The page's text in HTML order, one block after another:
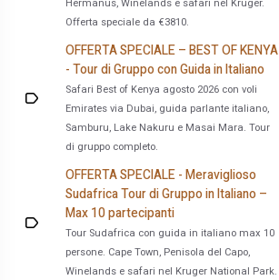
Offerta speciale da €3810.
OFFERTA SPECIALE – BEST OF KENYA
- Tour di Gruppo con Guida in Italiano
Safari Best of Kenya agosto 2026 con voli
Emirates via Dubai, guida parlante italiano,
Samburu, Lake Nakuru e Masai Mara. Tour
di gruppo completo.
OFFERTA SPECIALE - Meraviglioso
Sudafrica Tour di Gruppo in Italiano –
Max 10 partecipanti
Tour Sudafrica con guida in italiano max 10
persone. Cape Town, Penisola del Capo,
Winelands e safari nel Kruger National Park.